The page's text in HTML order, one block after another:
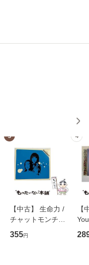
3
【中古】 生命力 /
チャットモンチー /
キューンレコード
[CD]【メール便送
355円
4
【
のが